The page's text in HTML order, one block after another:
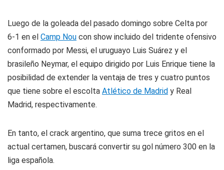
Luego de la goleada del pasado domingo sobre Celta por
6-1 en el Camp Nou con show incluido del tridente ofensivo
conformado por Messi, el uruguayo Luis Suárez y el
brasileño Neymar, el equipo dirigido por Luis Enrique tiene la
posibilidad de extender la ventaja de tres y cuatro puntos
que tiene sobre el escolta Atlético de Madrid y Real
Madrid, respectivamente.
En tanto, el crack argentino, que suma trece gritos en el
actual certamen, buscará convertir su gol número 300 en la
liga española.